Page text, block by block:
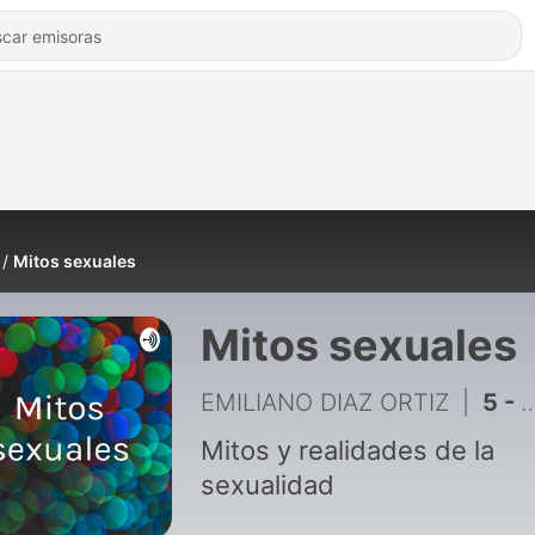
Mitos sexuales
Mitos sexuales
EMILIANO DIAZ ORTIZ 5 - Tipos de fuentes
Mitos y realidades de la
sexualidad